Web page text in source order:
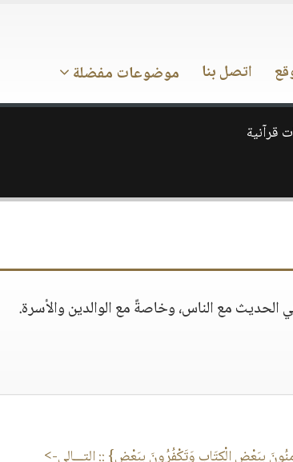
اتصل بنا موضوعات مفضلة
قرآنية
مع الناس، وخاصةً مع الوالدين والأسرة.
بِبَعْضِ الْكِتَابِ وَتَكْفُرُونَ بِبَعْضٍ} :: التـــالى->